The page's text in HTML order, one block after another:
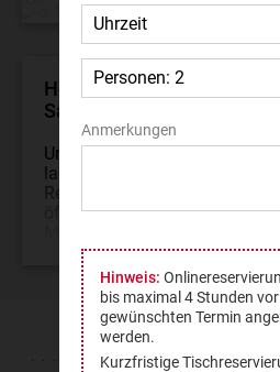
Herzlich Willkommen im
Saarbrücken in
Unter der Leitung unseres
laden wir Sie ein, in unserem
Restaurant. Unser Restaurant
öffnet täglich seine Türen,
Anmerkungen
Hinweis:
bis maximal 4 Stunden
gewünschten Termin
werden.
Kurzfristige